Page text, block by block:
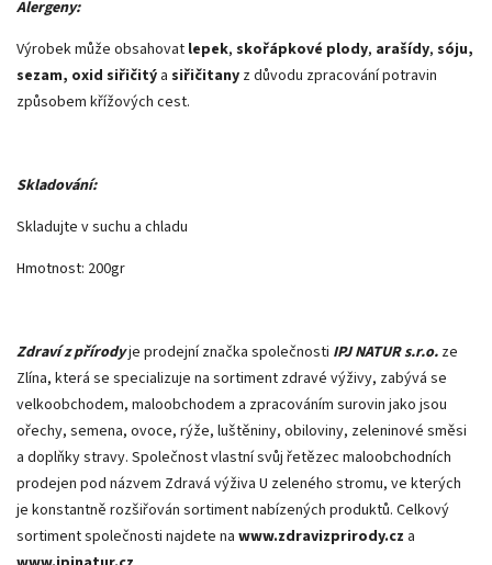
Alergeny:
Výrobek může obsahovat lepek, skořápkové plody, arašídy, sóju,
sezam, oxid siřičitý a siřičitany z důvodu zpracování potravin
způsobem křížových cest.
Skladování:
Skladujte v suchu a chladu
Hmotnost: 200gr
Zdraví z přírodyje prodejní značka společnosti IPJ NATUR s.r.o. ze
Zlína, která se specializuje na sortiment zdravé výživy, zabývá se
velkoobchodem, maloobchodem a zpracováním surovin jako jsou
ořechy, semena, ovoce, rýže, luštěniny, obiloviny, zeleninové směsi
a doplňky stravy. Společnost vlastní svůj řetězec maloobchodních
prodejen pod názvem Zdravá výživa U zeleného stromu, ve kterých
je konstantně rozšiřován sortiment nabízených produktů. Celkový
sortiment společnosti najdete na www.zdravizprirody.cz a